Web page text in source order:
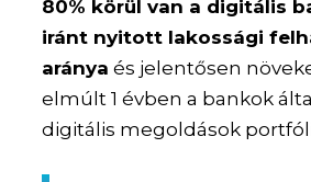
80% körül van a digitális
iránt nyitott lakossági
aránya és jelentősen
elmúlt 1 évben a bankok
digitális megoldások